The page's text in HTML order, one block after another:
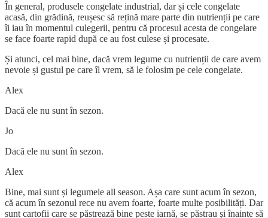
În general, produsele congelate industrial, dar și cele congelate
acasă, din grădină, reușesc să rețină mare parte din nutrienții pe care
îi iau în momentul culegerii, pentru că procesul acesta de congelare
se face foarte rapid după ce au fost culese și procesate.
Și atunci, cel mai bine, dacă vrem legume cu nutrienții de care avem
nevoie și gustul pe care îl vrem, să le folosim pe cele congelate.
Alex
Dacă ele nu sunt în sezon.
Jo
Dacă ele nu sunt în sezon.
Alex
Bine, mai sunt și legumele all season. Așa care sunt acum în sezon,
că acum în sezonul rece nu avem foarte, foarte multe posibilități. Dar
sunt cartofii care se păstrează bine peste iarnă, se păstrau și înainte să